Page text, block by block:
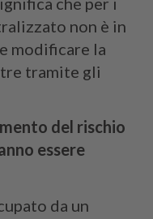
non è in
modificare la
tramite gli
del rischio
essere
da un